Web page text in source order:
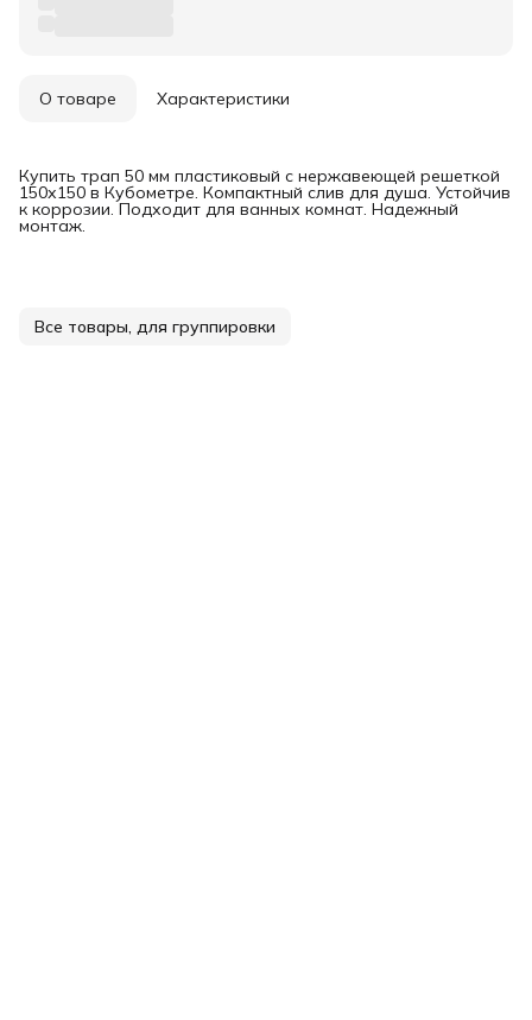
О товаре Характеристики
Купить трап 50 мм пластиковый с нержавеющей решеткой
150х150 в Кубометре. Компактный слив для душа. Устойчив
к коррозии. Подходит для ванных комнат. Надежный
монтаж.
Все товары, для группировки